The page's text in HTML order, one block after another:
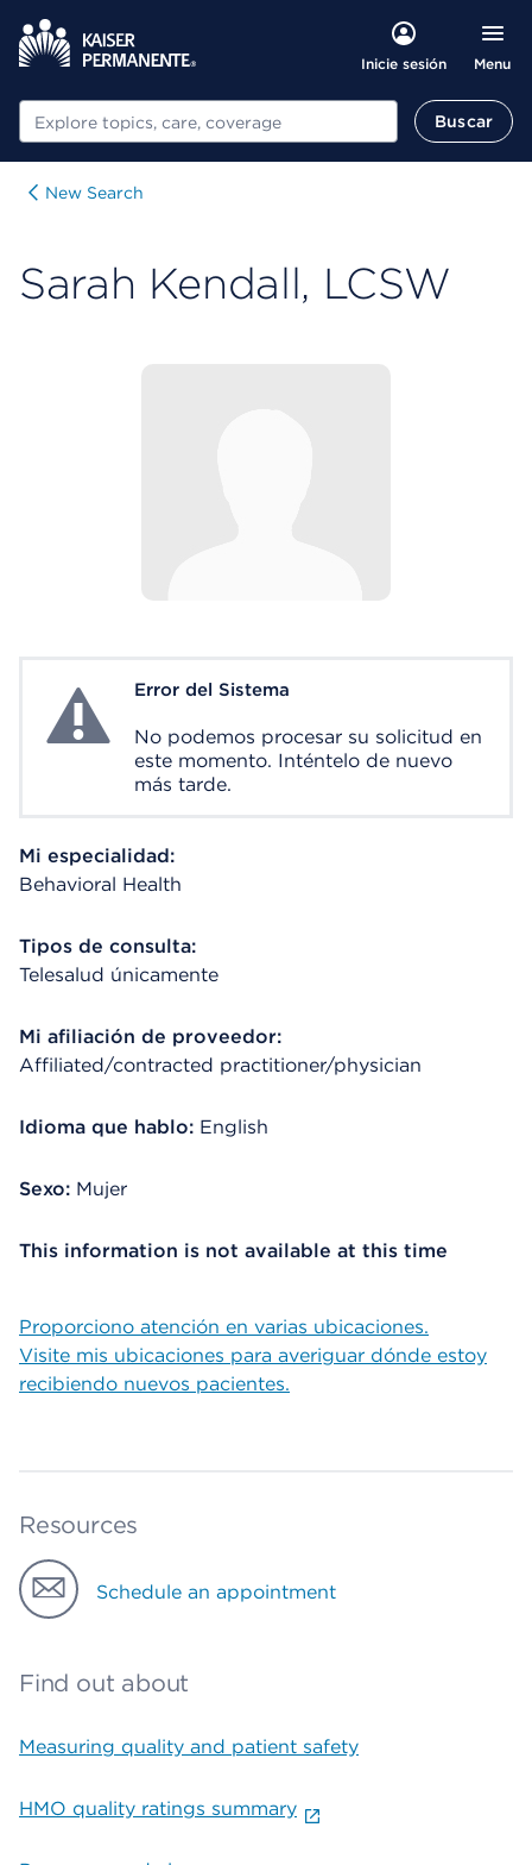
Inicie sesión Menu
Buscar Buscar
New Search
Sarah Kendall, LCSW
System ErrorError del Sistema
No podemos procesar su solicitud en
este momento. Inténtelo de nuevo
más tarde.
Mi especialidad:
Behavioral Health
Tipos de consulta:
Telesalud únicamente
Mi afiliación de proveedor:
Affiliated/contracted practitioner/physician
Idioma que hablo: English
Sexo: Mujer
This information is not available at this time
Proporciono atención en varias ubicaciones.
Visite mis ubicaciones para averiguar dónde estoy
recibiendo nuevos pacientes.
Resources
Schedule an appointment
Find out about
Measuring quality and patient safety
HMO quality ratings summary